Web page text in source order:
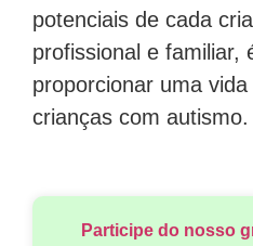
potenciais de cada
profissional e familiar,
proporcionar uma
crianças com autismo.
Participe do nosso